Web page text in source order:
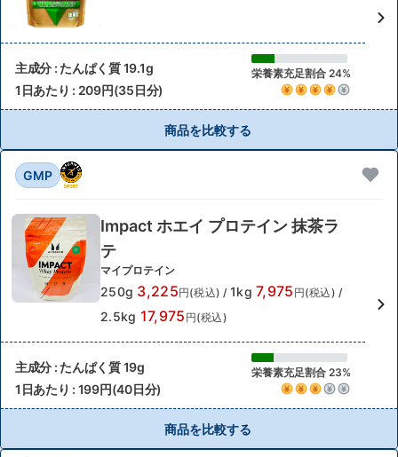
主成分 : たんぱく質 19.1g 栄養素充足割合 24%
1日あたり : 209円(35日分)
商品を比較する
GMP
Impact ホエイ プロテイン 抹茶ラ
テ
マイプロテイン
250g 3,225円(税込) / 1kg 7,975 円(税込) /
2.5kg 17,975 円(税込)
主成分 : たんぱく質 19g 栄養素充足割合 23%
1日あたり : 199円(40日分)
商品を比較する